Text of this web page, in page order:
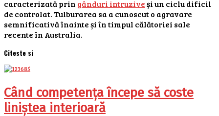
caracterizată prin gânduri intruziveși un ciclu dificil
de controlat. Tulburarea sa a cunoscut o agravare
semnificativă înainte și în timpul călătoriei sale
recente în Australia.
Citeste si
Când competența începe să coste
liniștea interioară